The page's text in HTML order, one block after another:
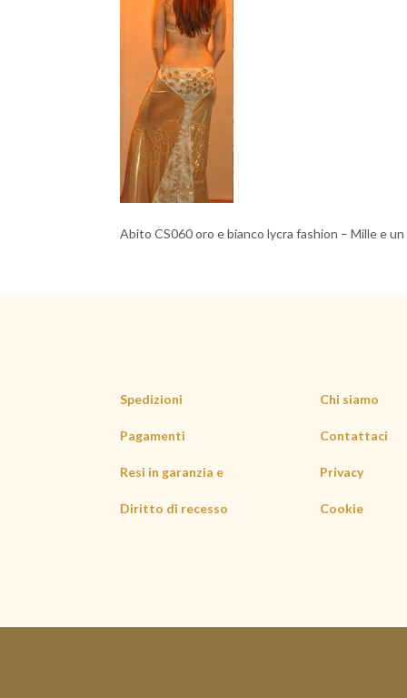
Abito CS060 oro e bianco lycra fashion – Mille e
Spedizioni
Pagamenti
Resi in garanzia e
Diritto di recesso
Chi siamo
Contattaci
Privacy
Cookie